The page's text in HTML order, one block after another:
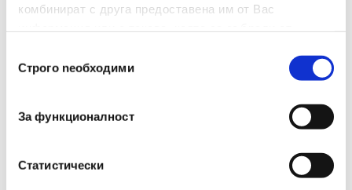
комбинират с друга предоставена им от Вас
наСтрого nеобходими
За функционалност
Статистически
Препоръчани Продукти